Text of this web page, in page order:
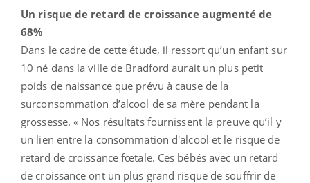
Un risque de retard de croissance augmenté de
68%
Dans le cadre de cette étude, il ressort qu’un enfant sur
10 né dans la ville de Bradford aurait un plus petit
poids de naissance que prévu à cause de la
surconsommation d’alcool de sa mère pendant la
grossesse. « Nos résultats fournissent la preuve qu’il y
un lien entre la consommation d'alcool et le risque de
retard de croissance fœtale. Ces bébés avec un retard
de croissance ont un plus grand risque de souffrir de